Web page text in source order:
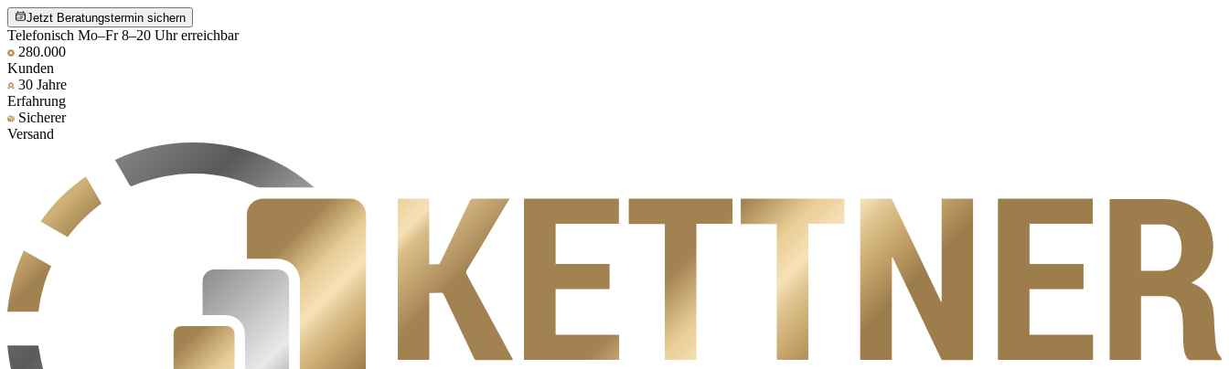
Jetzt Beratungstermin sichern
Telefonisch Mo–Fr 8–20 Uhr erreichbar
280.000
Kunden
30 Jahre
Erfahrung
Sicherer
Versand